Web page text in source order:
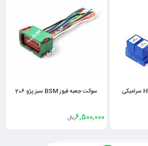
سوکت جعبه فیوز BSM سبز پژو 206
6,500,000ریال